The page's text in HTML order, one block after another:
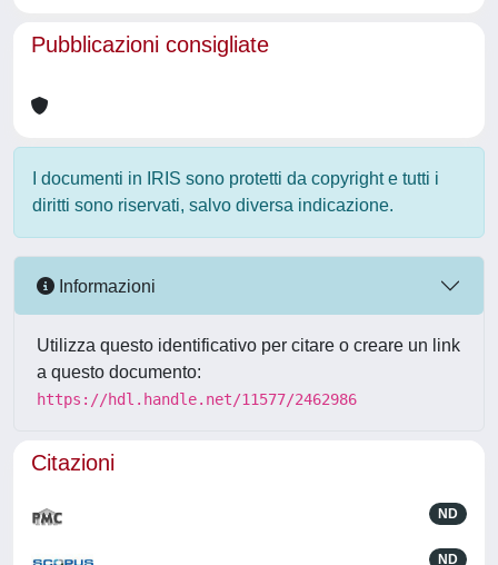
Pubblicazioni consigliate
I documenti in IRIS sono protetti da copyright e tutti i
diritti sono riservati, salvo diversa indicazione.
Informazioni
Utilizza questo identificativo per citare o creare un link
a questo documento:
https://hdl.handle.net/11577/2462986
Citazioni
ND
ND